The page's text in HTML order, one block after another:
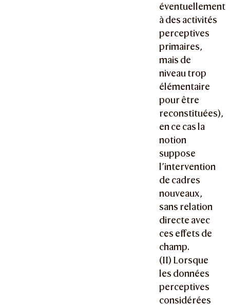
éventuellement
à des activités
perceptives
primaires,
mais de
niveau trop
élémentaire
pour être
reconstituées),
en ce cas la
notion
suppose
l’intervention
de cadres
nouveaux,
sans relation
directe avec
ces effets de
champ.
(II) Lorsque
les données
perceptives
considérées